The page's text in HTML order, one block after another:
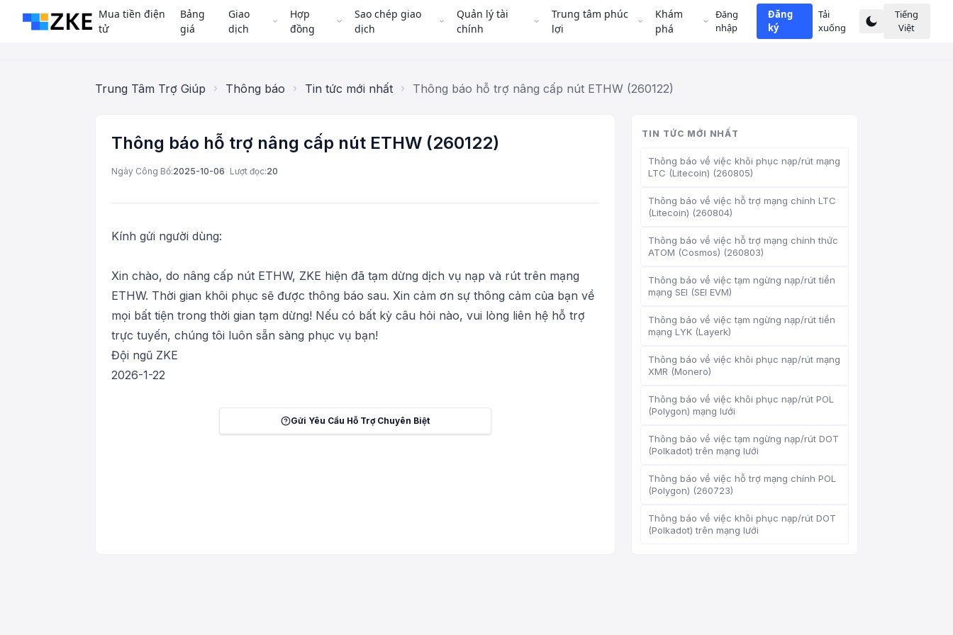
Mua tiền điện
tử
Bảng
giá
Giao
dịch
Hợp
đồng
Sao chép giao
dịch
Quản lý tài
chính
Trung tâm phúc
lợi
Khám
phá
Đăng
nhập
Đăng
ký
Tải
xuống
Tiếng
Việt
Trung Tâm Trợ Giúp Thông báo Tin tức mới nhất Thông báo hỗ trợ nâng cấp nút ETHW (260122)
Thông báo hỗ trợ nâng cấp nút ETHW (260122)
Ngày Công Bố:2025-10-06 Lượt đọc:20
Kính gửi người dùng:
Xin chào, do nâng cấp nút ETHW, ZKE hiện đã tạm dừng dịch vụ nạp và rút trên mạng
ETHW. Thời gian khôi phục sẽ được thông báo sau. Xin cảm ơn sự thông cảm của bạn về
mọi bất tiện trong thời gian tạm dừng! Nếu có bất kỳ câu hỏi nào, vui lòng liên hệ hỗ trợ
trực tuyến, chúng tôi luôn sẵn sàng phục vụ bạn!
Đội ngũ ZKE
2026-1-22
Gửi Yêu Cầu Hỗ Trợ Chuyên Biệt
TIN TỨC MỚI NHẤT
Thông báo về việc khôi phục nạp/rút mạng
LTC (Litecoin) (260805)
Thông báo về việc hỗ trợ mạng chính LTC
(Litecoin) (260804)
Thông báo về việc hỗ trợ mạng chính thức
ATOM (Cosmos) (260803)
Thông báo về việc tạm ngừng nạp/rút tiền
mạng SEI (SEI EVM)
Thông báo về việc tạm ngừng nạp/rút tiền
mạng LYK (Layerk)
Thông báo về việc khôi phục nạp/rút mạng
XMR (Monero)
Thông báo về việc khôi phục nạp/rút POL
(Polygon) mạng lưới
Thông báo về việc tạm ngừng nạp/rút DOT
(Polkadot) trên mạng lưới
Thông báo về việc hỗ trợ mạng chính POL
(Polygon) (260723)
Thông báo về việc khôi phục nạp/rút DOT
(Polkadot) trên mạng lưới
Support Center
Xin chào, tôi có thể giúp gì
Dịch vụ khách hàng trực tuyến hỗ trợ